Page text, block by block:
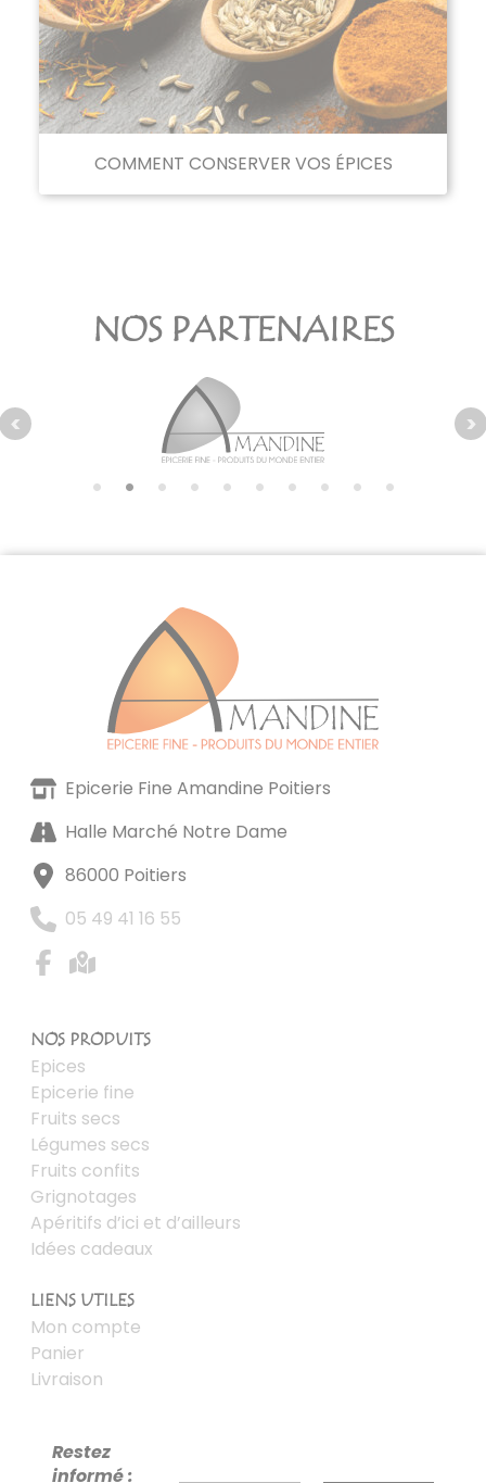
COMMENT CONSERVER VOS ÉPICES
NOS PARTENAIRES
Epicerie Fine Amandine Poitiers
Halle Marché Notre Dame
86000 Poitiers
05 49 41 16 55
NOS PRODUITS
Epices
Epicerie fine
Fruits secs
Légumes secs
Fruits confits
Grignotages
Apéritifs d’ici et d’ailleurs
Idées cadeaux
LIENS UTILES
Mon compte
Panier
Livraison
Restez
informé :